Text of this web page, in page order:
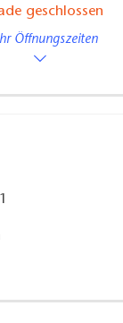
geschlossen
Öffnungszeiten